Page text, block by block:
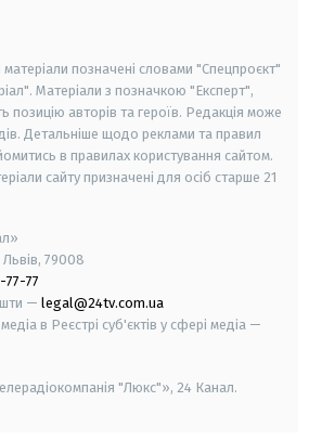
матеріали позначені словами "Спецпроєкт"
Матеріали з позначкою "Експерт",
позицію авторів та героїв. Редакція може
Детальніше щодо реклами та правил
в правилах користування сайтом.
сайту призначені для осіб старше 21
79008
77
— legal@24tv.com.ua
в Реєстрі суб'єктів у сфері медіа —
"Люкс"», 24 Канал.